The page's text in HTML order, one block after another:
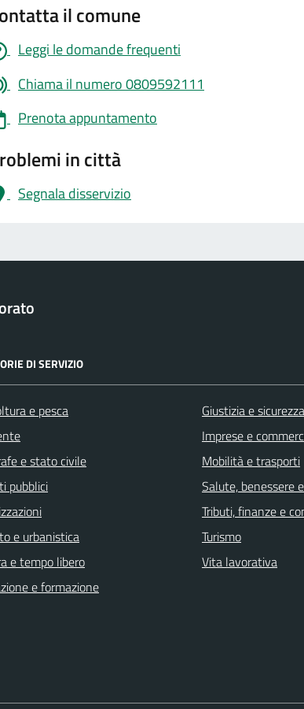
il comune
Leggi le domande frequenti
Chiama il numero 0809592111
Prenota appuntamento
in città
Segnala disservizio
DI SERVIZIO
e pesca
e stato civile
pubblici
e urbanistica
e tempo libero
e formazione
Giustizia e
Imprese e
Mobilità e trasporti
Salute, benessere
Tributi, finanze e
Turismo
Vita lavorativa